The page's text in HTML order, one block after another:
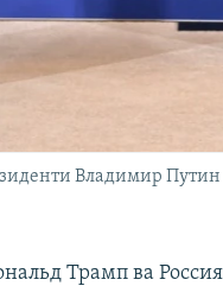
Владимир
Трамп ва